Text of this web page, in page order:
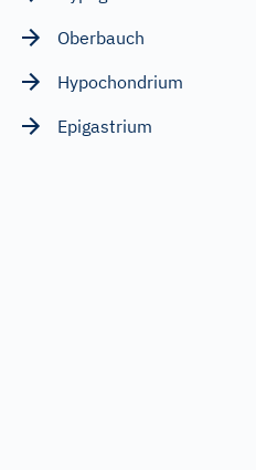
Oberbauch
Hypochondrium
Epigastrium